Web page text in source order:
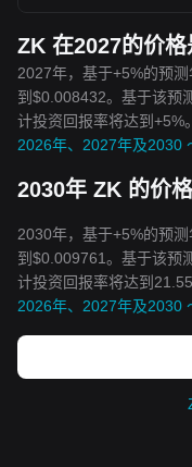
ZK 在2027的价格
2027年，基于+5%的预
到$0.008432。基于该预
计投资回报率将达到+5%
2026年、2027年及2030
2030年 ZK 的价
2030年，基于+5%的预
到$0.009761。基于该预
计投资回报率将达到
2026年、2027年及2030